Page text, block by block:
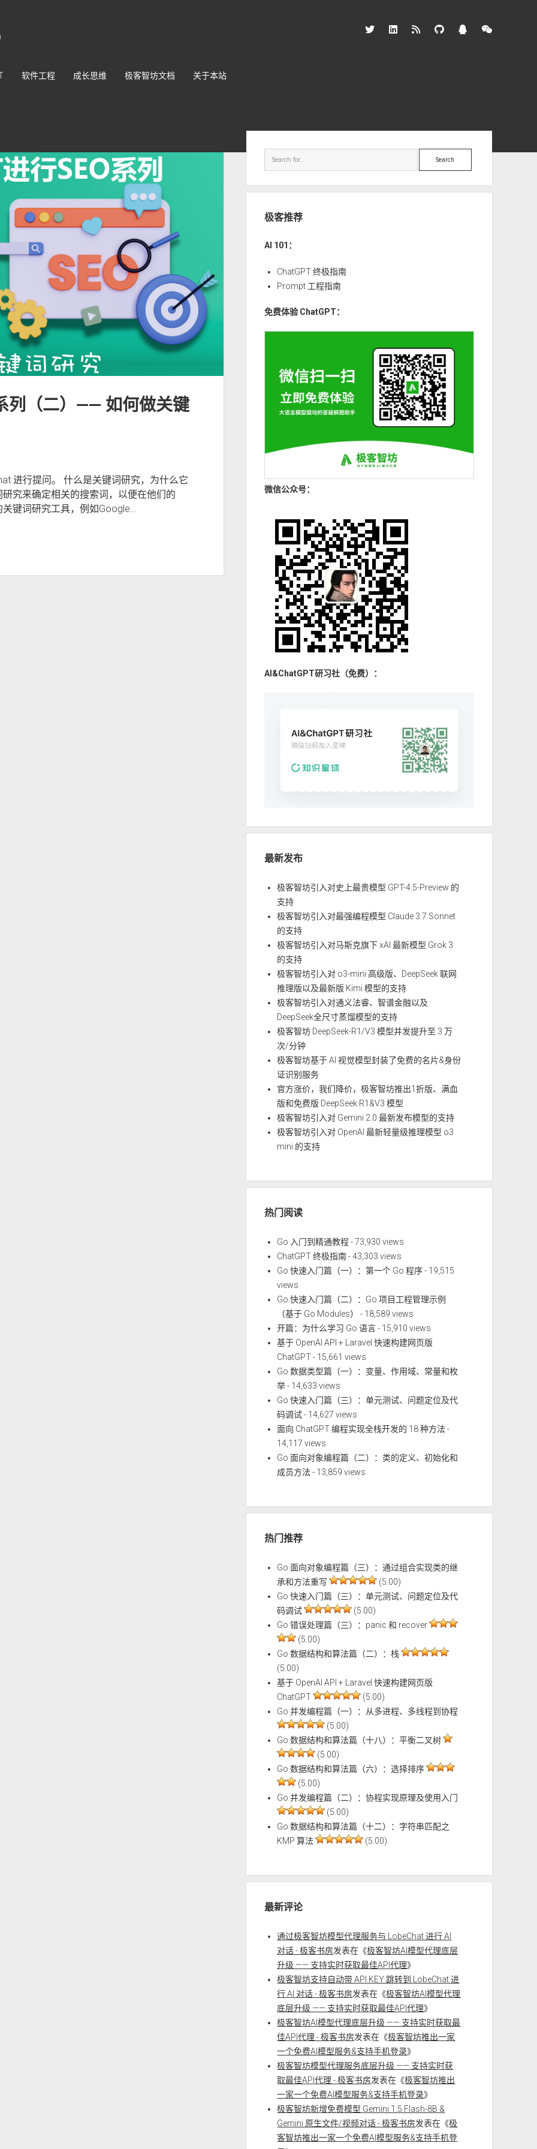
twitterlinkedin github
软件工程 成长思维 极客智坊文档 关于本站
列（二）—— 如何做关键
进行提问。 什么是关键词研究，为什么它
究来确定相关的搜索词，以便在他们的
键词研究工具，例如Google…
Search
极客推荐
AI 101：
ChatGPT 终极指南
Prompt 工程指南
免费体验 ChatGPT：
微信公众号：
AI&ChatGPT研习社（免费）：
最新发布
极客智坊引入对史上最贵模型 GPT-4.5-Preview 的
支持
极客智坊引入对最强编程模型 Claude 3.7 Sonnet
的支持
极客智坊引入对马斯克旗下 xAI 最新模型 Grok 3
的支持
极客智坊引入对 o3-mini 高级版、DeepSeek 联网
推理版以及最新版 Kimi 模型的支持
极客智坊引入对通义法睿、智谱金融以及
DeepSeek全尺寸蒸馏模型的支持
极客智坊 DeepSeek-R1/V3 模型并发提升至 3 万
次/分钟
极客智坊基于 AI 视觉模型封装了免费的名片&身份
证识别服务
官方涨价，我们降价，极客智坊推出1折版、满血
版和免费版 DeepSeek R1&V3 模型
极客智坊引入对 Gemini 2.0 最新发布模型的支持
极客智坊引入对 OpenAI 最新轻量级推理模型 o3
mini 的支持
热门阅读
Go 入门到精通教程- 73,930 views
ChatGPT 终极指南- 43,303 views
Go 快速入门篇（一）：第一个 Go 程序- 19,515
views
Go 快速入门篇（二）：Go 项目工程管理示例
（基于 Go Modules）
- 18,589 views
开篇：为什么学习 Go 语言- 15,910 views
基于 OpenAI API + Laravel 快速构建网页版
ChatGPT- 15,661 views
Go 数据类型篇（一）：变量、作用域、常量和枚
举- 14,633 views
Go 快速入门篇（三）：单元测试、问题定位及代
码调试- 14,627 views
面向 ChatGPT 编程实现全栈开发的 18 种方法-
14,117 views
Go 面向对象编程篇（二）：类的定义、初始化和
成员方法- 13,859 views
热门推荐
Go 面向对象编程篇（三）：通过组合实现类的继
承和方法重写
(5.00)
Go 快速入门篇（三）：单元测试、问题定位及代
码调试
(5.00)
Go 错误处理篇（三）：panic 和 recover
(5.00)
Go 数据结构和算法篇（二）：栈
(5.00)
基于 OpenAI API + Laravel 快速构建网页版
ChatGPT
(5.00)
Go 并发编程篇（一）：从多进程、多线程到协程
(5.00)
Go 数据结构和算法篇（十八）：平衡二叉树
(5.00)
Go 数据结构和算法篇（六）：选择排序
(5.00)
Go 并发编程篇（二）：协程实现原理及使用入门
(5.00)
Go 数据结构和算法篇（十二）：字符串匹配之
KMP 算法
(5.00)
最新评论
通过极客智坊模型代理服务与 LobeChat 进行 AI
对话 - 极客书房发表在《极客智坊AI模型代理底层
升级 —— 支持实时获取最佳API代理》
极客智坊支持自动带 API KEY 跳转到 LobeChat 进
行 AI 对话 - 极客书房发表在《极客智坊AI模型代理
底层升级 —— 支持实时获取最佳API代理》
极客智坊AI模型代理底层升级 —— 支持实时获取最
佳API代理 - 极客书房发表在《极客智坊推出一家
一个免费AI模型服务&支持手机登录》
极客智坊模型代理服务底层升级 —— 支持实时获
取最佳API代理 - 极客书房发表在《极客智坊推出
一家一个免费AI模型服务&支持手机登录》
极客智坊新增免费模型 Gemini 1.5 Flash-8B &
Gemini 原生文件/视频对话 - 极客书房发表在《极
客智坊推出一家一个免费AI模型服务&支持手机登